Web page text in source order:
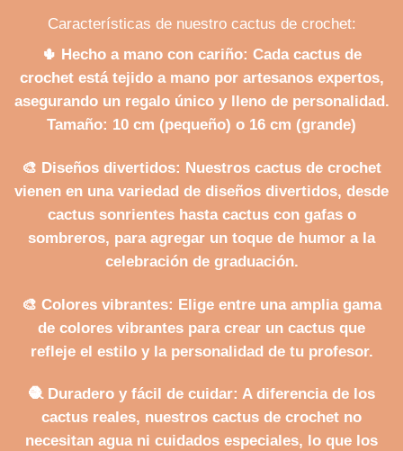
Características de nuestro cactus de crochet:
🌵 Hecho a mano con cariño: Cada cactus de
crochet está tejido a mano por artesanos expertos,
asegurando un regalo único y lleno de personalidad.
Tamaño: 10 cm (pequeño) o 16 cm (grande)
🎨 Diseños divertidos: Nuestros cactus de crochet
vienen en una variedad de diseños divertidos, desde
cactus sonrientes hasta cactus con gafas o
sombreros, para agregar un toque de humor a la
celebración de graduación.
🎨 Colores vibrantes: Elige entre una amplia gama
de colores vibrantes para crear un cactus que
refleje el estilo y la personalidad de tu profesor.
🧶 Duradero y fácil de cuidar: A diferencia de los
cactus reales, nuestros cactus de crochet no
necesitan agua ni cuidados especiales, lo que los